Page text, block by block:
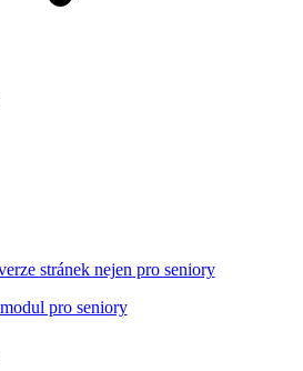
stránek nejen pro seniory